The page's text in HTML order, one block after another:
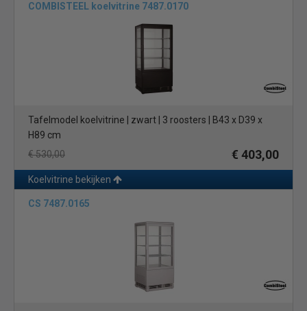
COMBISTEEL koelvitrine 7487.0170
Tafelmodel koelvitrine | zwart | 3 roosters | B43 x D39 x
H89 cm
€ 530,00
€ 403,00
Koelvitrine bekijken
CS 7487.0165